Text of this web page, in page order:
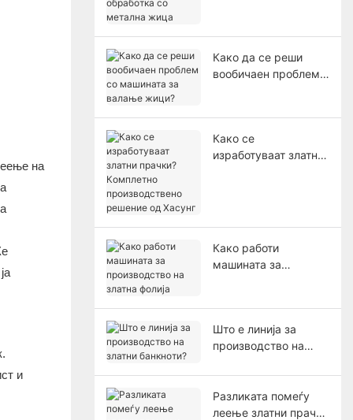
на
и
Како да се реши
вообичаен проблем
Како се
изработуваат златни
Како работи
машината за
Што е линија за
производство на
Разликата помеѓу
леење златни прачки